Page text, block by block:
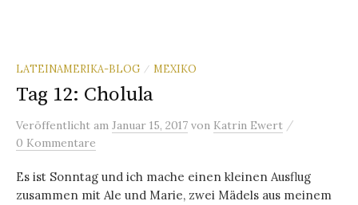
LATEINAMERIKA-BLOG / MEXIKO
Tag 12: Cholula
Veröffentlicht am Januar 15, 2017 von Katrin Ewert /
0 Kommentare
Es ist Sonntag und ich mache einen kleinen Ausflug
zusammen mit Ale und Marie, zwei Mädels aus meinem